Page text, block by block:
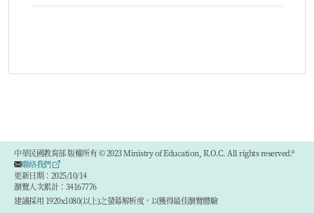
中華民國教育部 版權所有 © 2023 Ministry of Education, R.O.C. All rights reserved.®
聯絡我們
更新日期：2025/10/14
瀏覽人次累計：34167776
建議採用 1920x1080(以上)之螢幕解析度，以獲得最佳瀏覽體驗